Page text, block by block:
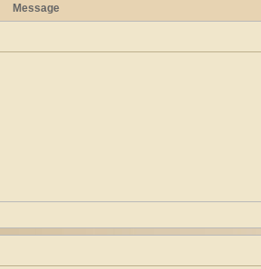
Message